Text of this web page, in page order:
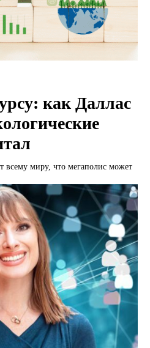
как Даллас
всему миру, что мегаполис может